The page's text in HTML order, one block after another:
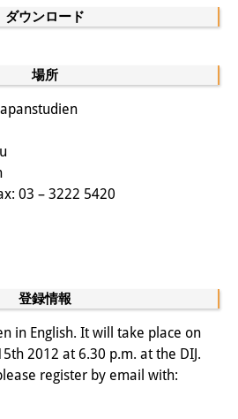
ーズ
曜日～金曜日 午前10
日、日曜日、祝日、
スマス、年末年始
ョン
人口学用語集
蔵特殊コレクション
ダウンロード
場所
03 – 3222 5420
登録情報
in English. It will take place on
2012 at 6.30 p.m. at the DIJ.
register by email with: